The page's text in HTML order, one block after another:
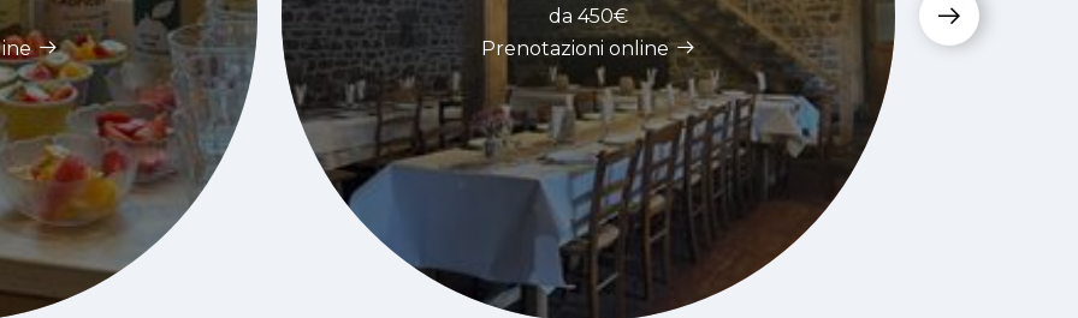
da 450€
Prenotazioni online